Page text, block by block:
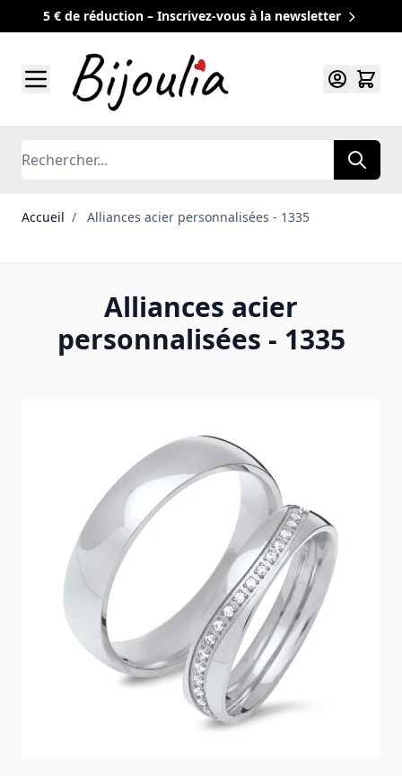
5 € de réduction – Inscrivez-vous à la newsletter
Rechercher
Accueil / Alliances acier personnalisées - 1335
Alliances acier
personnalisées - 1335